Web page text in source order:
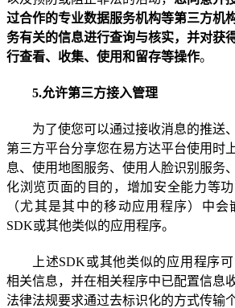
过合作的专业数据服务机构等第三方机
务有关的信息进行查询与核实，并对获
行查看、收集、使用和留存等操作。
5.允许第三方接入管理
为了使您可以通过接收消息的推送
第三方平台分享您在易方达平台使用时
息、使用地图服务、使用人脸识别服务
化浏览页面的目的，增加安全能力等
（尤其是其中的移动应用程序）中
SDK或其他类似的应用程序。
上述SDK或其他类似的应用程序
相关信息，并在相关程序中已配置信息
法律法规要求通过去标识化的方式传输